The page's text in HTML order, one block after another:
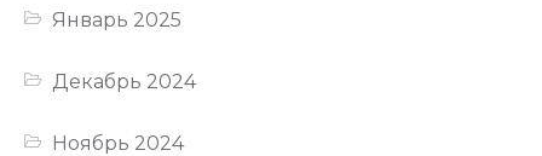
Январь 2025
Декабрь 2024
Ноябрь 2024